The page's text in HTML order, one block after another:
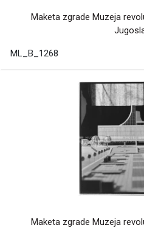
Maketa zgrade Muzeja
ML_B_1268
Maketa zgrade Muzeja